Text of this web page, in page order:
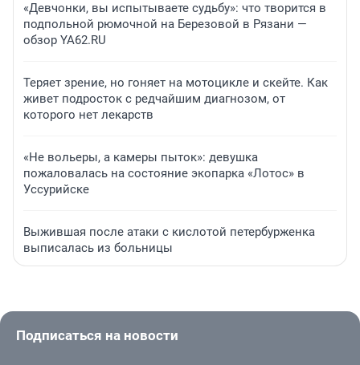
«Девчонки, вы испытываете судьбу»: что творится в
подпольной рюмочной на Березовой в Рязани —
обзор YA62.RU
Теряет зрение, но гоняет на мотоцикле и скейте. Как
живет подросток с редчайшим диагнозом, от
которого нет лекарств
«Не вольеры, а камеры пыток»: девушка
пожаловалась на состояние экопарка «Лотос» в
Уссурийске
Выжившая после атаки с кислотой петербурженка
выписалась из больницы
Подписаться на новости